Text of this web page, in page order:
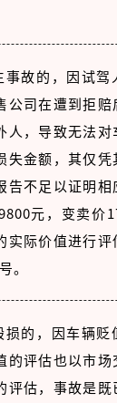
故的，因试驾
公司在遭到拒
人，导致无法
失金额，其仅
不足以证明相
元，变卖价
际价值进行评
。
的，因车辆贬
的评估也以市
评估，事故是